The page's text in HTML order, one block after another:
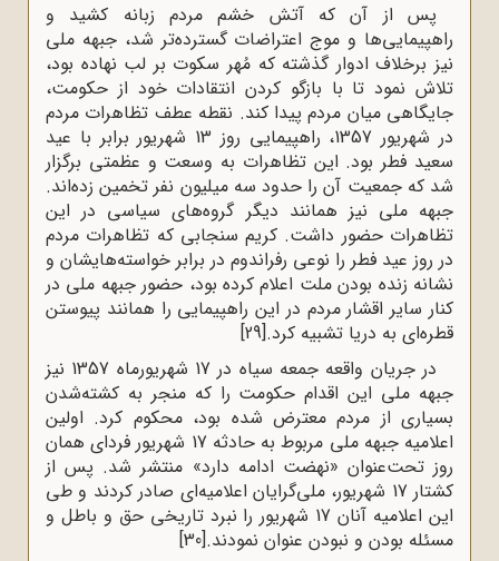
پس از آن که آتش خشم مردم زبانه کشید و
راهپیمایی‌ها و موج اعتراضات گسترده‌تر شد، جبهه ملی
نیز برخلاف ادوار گذشته که مُهر سکوت بر لب نهاده بود،
تلاش نمود تا با بازگو کردن انتقادات خود از حکومت،
جایگاهی میان مردم پیدا کند. نقطه عطف تظاهرات مردم
در شهریور 1357، راهپیمایی روز 13 شهریور برابر با عید
سعید فطر بود. این تظاهرات به وسعت و عظمتی برگزار
شد که جمعیت آن را حدود سه میلیون نفر تخمین زده‌اند.
جبهه ملی نیز همانند دیگر گروه‌های سیاسی در این
تظاهرات حضور داشت. کریم سنجابی که تظاهرات مردم
در روز عید فطر را نوعی رفراندوم در برابر خواسته‌هایشان و
نشانه زنده بودن ملت اعلام کرده بود، حضور جبهه ملی در
کنار سایر اقشار مردم در این راهپیمایی را همانند پیوستن
قطره‌ای به دریا تشبیه کرد.[29]
در جریان واقعه جمعه سیاه در 17 شهریورماه 1357 نیز
جبهه ملی این اقدام حکومت را که منجر به کشته‌شدن
بسیاری از مردم معترض شده بود، محکوم کرد. اولین
اعلامیه جبهه ملی مربوط به حادثه 17 شهریور فردای همان
روز تحت‌عنوان «نهضت ادامه دارد» منتشر شد. پس از
کشتار 17 شهریور، ملی‌گرایان اعلامیه‌ای صادر کردند و طی
این اعلامیه آنان 17 شهریور را نبرد تاریخی حق و باطل و
مسئله بودن و نبودن عنوان نمودند.[30]